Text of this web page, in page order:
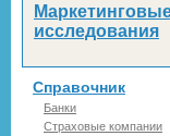
исследования
Справочник
Банки
Страховые компании